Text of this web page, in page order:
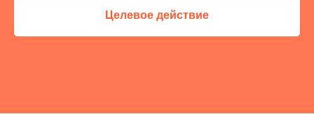
Целевое действие